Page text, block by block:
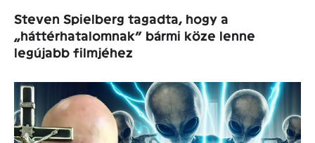
Steven Spielberg tagadta, hogy a
„háttérhatalomnak” bármi köze lenne
legújabb filmjéhez